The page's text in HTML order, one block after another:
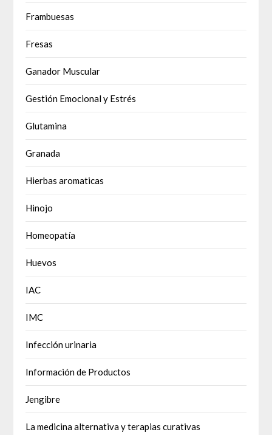
Frambuesas
Fresas
Ganador Muscular
Gestión Emocional y Estrés
Glutamina
Granada
Hierbas aromaticas
Hinojo
Homeopatía
Huevos
IAC
IMC
Infección urinaria
Información de Productos
Jengibre
La medicina alternativa y terapias curativas